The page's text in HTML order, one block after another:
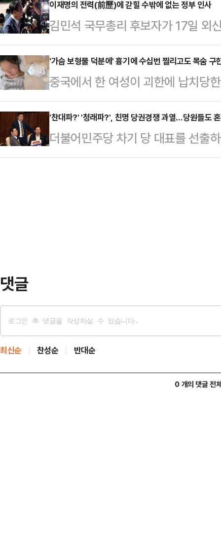
은 17일 송원석 원내대표와 초선
당대회는 가급적 빠르면 빠를 수록
원은 "지금 특검이 …
금까지 9000억원이 넘는 감척 보
않았다.국세청과 해양수산부 등에
2009년까지 ‘수산업발전특별법’
다. 쉽게 말해 2009년 이전까지는
에 대해서는 세금을 부과하지 않았
어들면서 비과…
이재명의 전력(前歷)에 갇힐 수밖에 없는 정부 인사
김민석 국무총리 후보자가 17일 외
해 제기되고 있는 의혹들에 대한 입
를 통과할 것.”그런데 국민의힘 측
자료 제출을 요구했는데 문서로 된
의혹에 답한다고? 사실 청문회를
으로도 임명동의안 통과는 가능하
당상이라고 해도 말한 책임은 다
담회도 아니다. …
'가슴 보형물 덕분에' 흉기에 수십번 찔리고도 목숨 구
중국에서 한 여성이 괴한에 납치당
다. 이 여성은 가슴 부위를 집중 공
건졌다.16일(현지시간) 중국 매체
40분쯤 마 모씨는 중국 항저우 쇼
성에게 붙잡혀 납치됐다. 이 남성은
'찬대파?' '청래파?', 친명 당권경쟁 과열…당원들도
더불어민주당 차기 당 대표를 선출
랐다. 국회 법제사법위원장을 지낸
댓글
최신순 찬성순 반대순
0 개의 댓글 전